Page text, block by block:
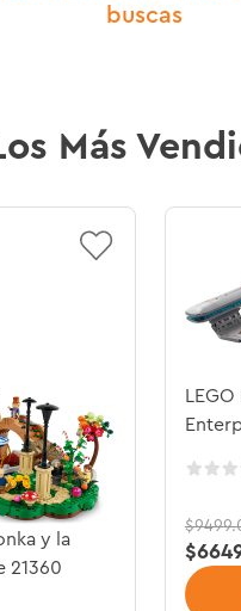
buscas
Más
y la
21360
LEGO
$9499.
$